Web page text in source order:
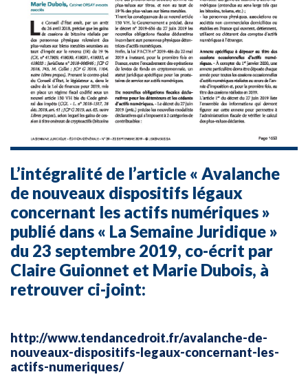
L’intégralité de l’article « Avalanche
de nouveaux dispositifs légaux
concernant les actifs numériques »
publié dans « La Semaine Juridique »
du 23 septembre 2019, co-écrit par
Claire Guionnet et Marie Dubois, à
retrouver ci-joint:
http://www.tendancedroit.fr/avalanche-de-
nouveaux-dispositifs-legaux-concernant-les-
actifs-numeriques/